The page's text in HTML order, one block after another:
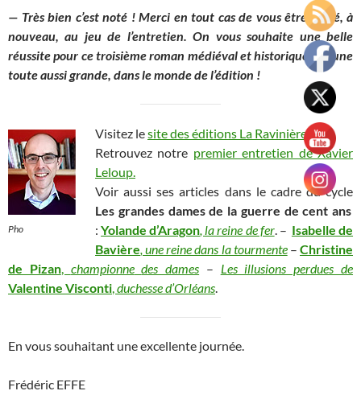
— Très bien c’est noté ! Merci en tout cas de vous être prêté, à
nouveau, au jeu de l’entretien. On vous souhaite une belle
réussite pour ce troisième roman médiéval et historique, et, une
toute aussi grande, dans le monde de l’édition !
Pho
Visitez lesite des éditions La Ravinière.
Retrouvez notre premier entretien de Xavier
Leloup.
Voir aussi ses articles dans le cadre du cycle
Les grandes dames de la guerre de cent ans
:Yolande d’Aragon, la reine de fer. – Isabelle de
Bavière, une reine dans la tourmente–Christine
de Pizan, championne des dames – Les illusions perdues de
Valentine Visconti,duchesse d’Orléans.
En vous souhaitant une excellente journée.
Frédéric EFFE